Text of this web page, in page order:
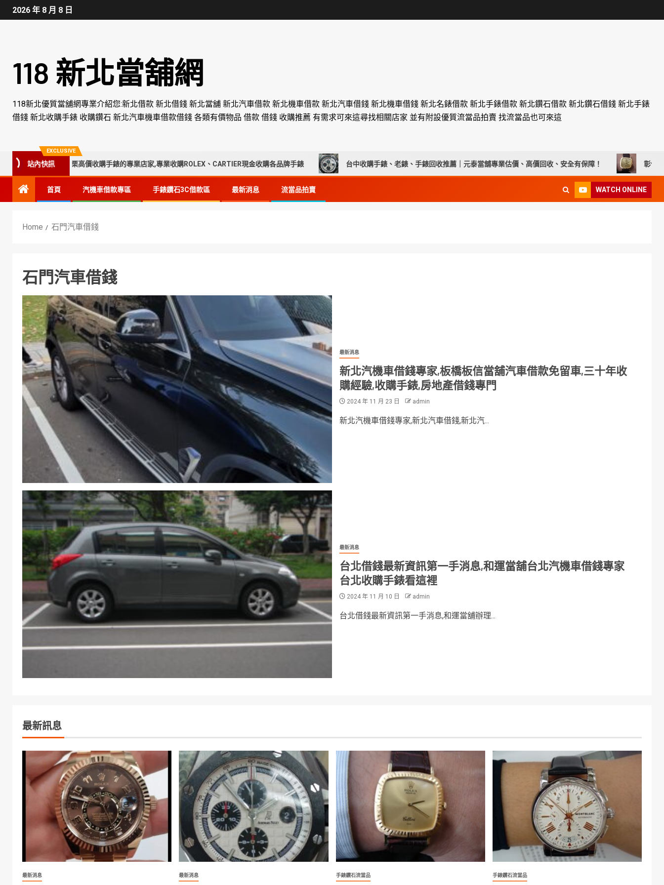
2026 年 8 月 8 日
118 新北當舖網
118新北優質當舖網專業介紹您:新北借款 新北借錢 新北當舖 新北汽車借款 新北機車借款 新北汽車借錢 新北機車借錢 新北名錶借款 新北手錶借款 新北鑽石借款 新北鑽石借錢 新北手錶
借錢 新北收購手錶 收購鑽石 新北汽車機車借款借錢 各類有價物品 借款 借錢 收購推薦 有需求可來這尋找相關店家 並有附設優質流當品拍賣 找流當品也可來這
EXCLUSIVE
站內快訊
化、南投、苗栗高價收購手錶的專業店家,專業收購ROLEX、CARTIER現金收購各品牌手錶 台中收購手錶、老錶、手錶回收推薦｜元泰當舖專業估價、高價回收、安全有保障！ 彰化流當手錶
首頁 汽機車借款專區 手錶鑽石3C借款區 最新消息 流當品拍賣 WATCH ONLINE
Home 石門汽車借錢
石門汽車借錢
最新消息
新北汽機車借錢專家,板橋板信當舖汽車借款免留車,三十年收
購經驗,收購手錶,房地產借錢專門
2024 年 11 月 23 日 admin
新北汽機車借錢專家,新北汽車借錢,新北汽...
最新消息
台北借錢最新資訊第一手消息,和運當舖台北汽機車借錢專家
台北收購手錶看這裡
2024 年 11 月 10 日 admin
台北借錢最新資訊第一手消息,和運當舖辦理...
最新訊息
最新消息 最新消息 手錶鑽石流當品 手錶鑽石流當品